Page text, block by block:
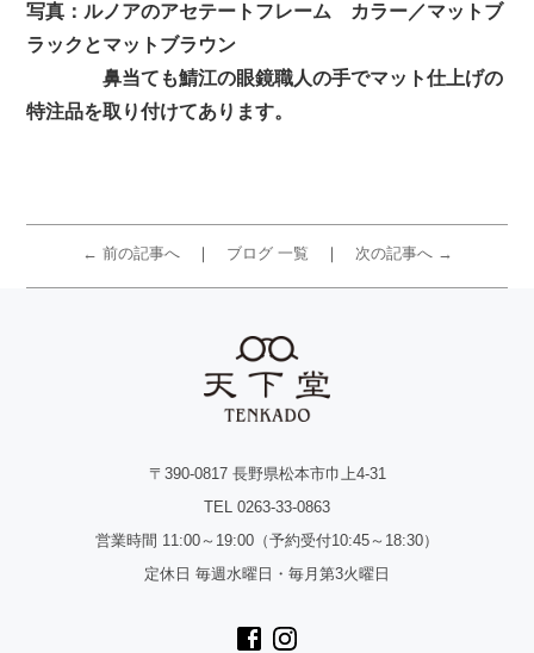
写真：ルノアのアセテートフレーム カラー／マットブ
ラックとマットブラウン
鼻当ても鯖江の眼鏡職人の手でマット仕上げの
特注品を取り付けてあります。
← 前の記事へ ブログ 一覧 次の記事へ →
〒390-0817 長野県松本市巾上4-31
TEL 0263-33-0863
営業時間 11:00～19:00（予約受付10:45～18:30）
定休日 毎週水曜日・毎月第3火曜日